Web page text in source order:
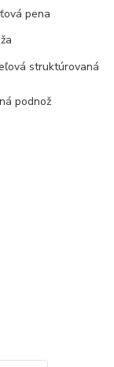
pena
struktúrovaná
podnož